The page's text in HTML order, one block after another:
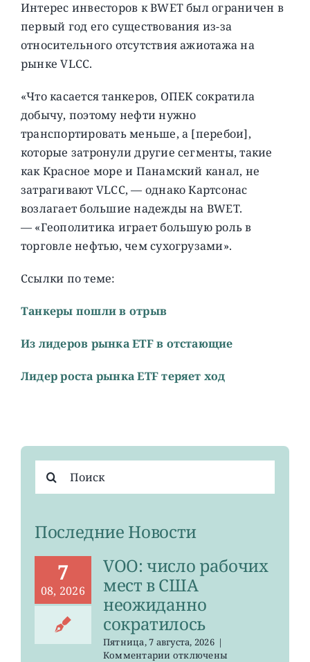
Интерес инвесторов к BWET был ограничен в
первый год его существования из-за
относительного отсутствия ажиотажа на
рынке VLCC.
«Что касается танкеров, ОПЕК сократила
добычу, поэтому нефти нужно
транспортировать меньше, а [перебои],
которые затронули другие сегменты, такие
как Красное море и Панамский канал, не
затрагивают VLCC, — однако Картсонас
возлагает большие надежды на BWET.
— «Геополитика играет большую роль в
торговле нефтью, чем сухогрузами».
Ссылки по теме:
Танкеры пошли в отрыв
Из лидеров рынка ETF в отстающие
Лидер роста рынка ETF теряет ход
поиска:
Последние Новости
7
08, 2026
VOO: число рабочих
мест в США
неожиданно
сократилось
Пятница, 7 августа, 2026 |
Комментариикотключены